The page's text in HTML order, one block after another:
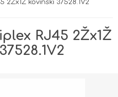
kovinski 37528.1V2
RJ45 2Žx1Ž